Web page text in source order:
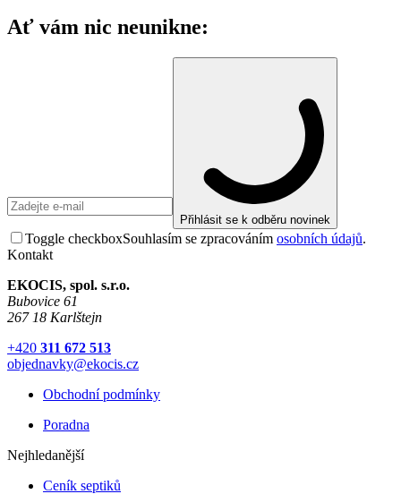
Ať vám nic neunikne:
Přihlásit se k odběru novinek
Toggle checkboxSouhlasím se zpracováním osobních údajů.
Kontakt
EKOCIS, spol. s.r.o.
Bubovice 61
267 18 Karlštejn
+420 311 672 513
objednavky@ekocis.cz
Obchodní podmínky
Poradna
Nejhledanější
Ceník septiků